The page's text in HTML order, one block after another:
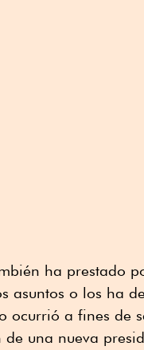
ha prestado
asuntos o los ha
ocurrió a fines de
una nueva